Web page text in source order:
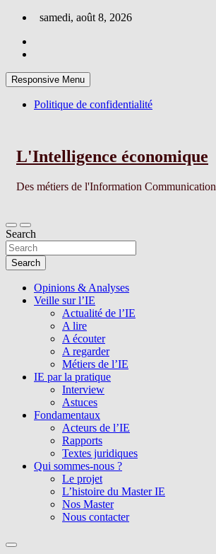
Skip
content
samedi, août 8, 2026
Responsive Menu
Politique de confidentialité
L'Intelligence économique
Des métiers de l'Information Communication
Search
Search
Opinions & Analyses
Veille sur l’IE
Actualité de l’IE
A lire
A écouter
A regarder
Métiers de l’IE
IE par la pratique
Interview
Astuces
Fondamentaux
Acteurs de l’IE
Rapports
Textes juridiques
Qui sommes-nous ?
Le projet
L’histoire du Master IE
Nos Master
Nous contacter